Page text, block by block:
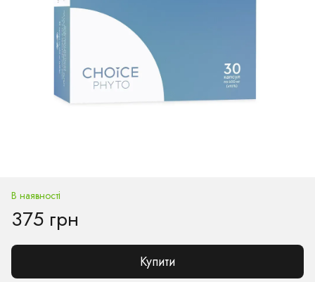
В наявності
375 грн
Купити